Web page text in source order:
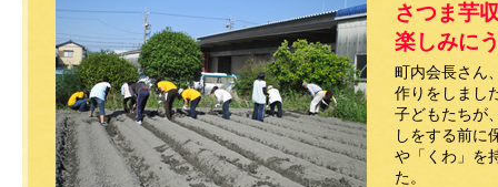
さつま芋
楽しみに
町内会長さん
作りをしまし
子どもたちが
しをする前に
や「くわ」を
た。